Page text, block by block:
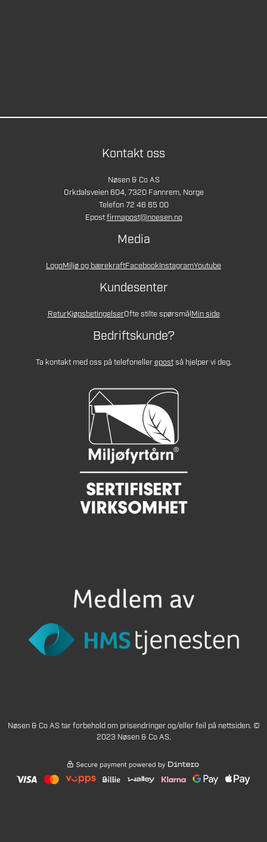
Kontakt oss
Nøsen & Co AS
Orkdalsveien 604, 7320 Fannrem, Norge
Telefon 72 46 65 00
Epostfirmapost@noesen.no
Media
LogoMiljø og bærekraftFacebookInstagramYoutube
Kundesenter
ReturKjøpsbetingelserOfte stilte spørsmålMin side
Bedriftskunde?
Ta kontakt med oss på telefonellerepostså hjelper vi deg.
Nøsen & Co AS tar forbehold om prisendringer og/eller feil på nettsiden. ©
2023 Nøsen & Co AS.